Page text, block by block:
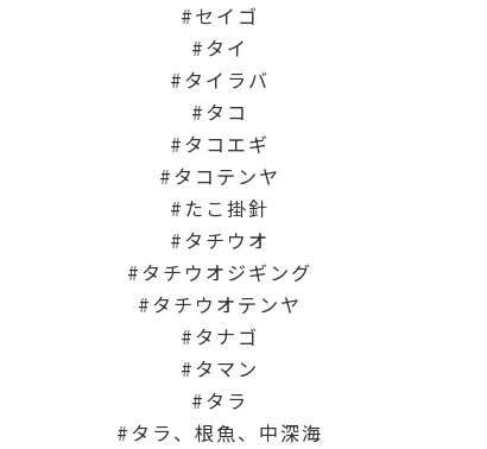
セイゴ
タイ
タイラバ
タコ
タコエギ
タコテンヤ
たこ掛針
タチウオ
タチウオジギング
タチウオテンヤ
タナゴ
タマン
タラ
タラ、根魚、中深海